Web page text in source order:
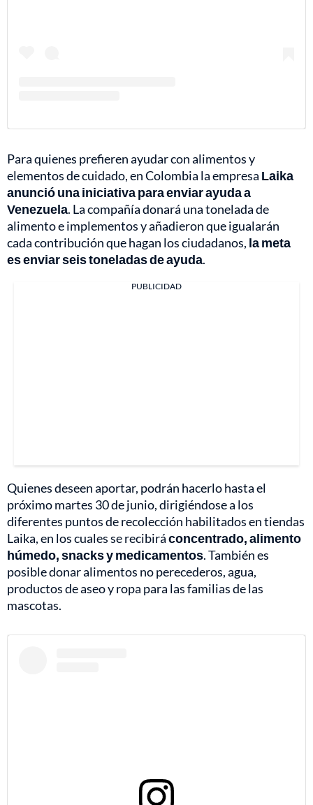
Para quienes prefieren ayudar con alimentos y
elementos de cuidado, en Colombia la empresa Laika
anunció una iniciativa para enviar ayuda a
Venezuela. La compañía donará una tonelada de
alimento e implementos y añadieron que igualarán
cada contribución que hagan los ciudadanos, la meta
es enviar seis toneladas de ayuda.
PUBLICIDAD
Quienes deseen aportar, podrán hacerlo hasta el
próximo martes 30 de junio, dirigiéndose a los
diferentes puntos de recolección habilitados en tiendas
Laika, en los cuales se recibiráconcentrado, alimento
húmedo, snacks y medicamentos. También es
posible donar alimentos no perecederos, agua,
productos de aseo y ropa para las familias de las
mascotas.